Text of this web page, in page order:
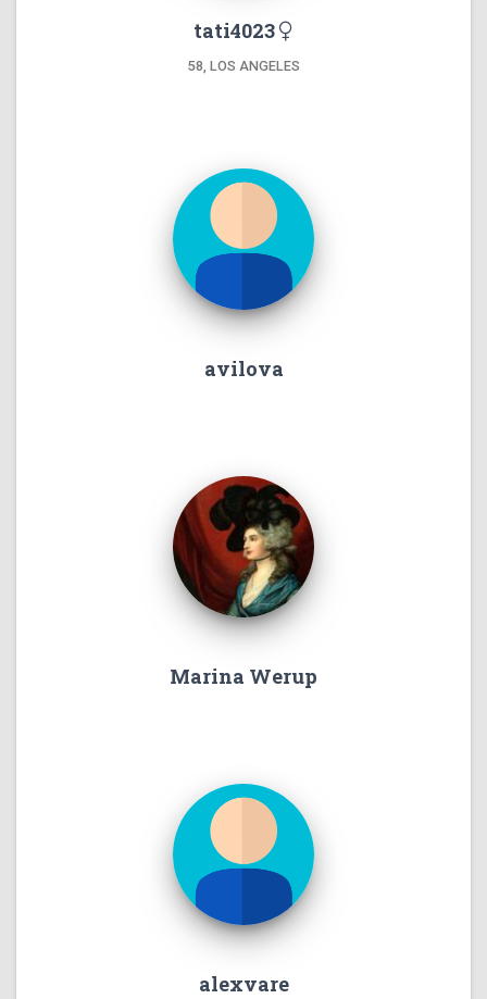
tati4023
58, LOS ANGELES
avilova
Marina Werup
alexvare